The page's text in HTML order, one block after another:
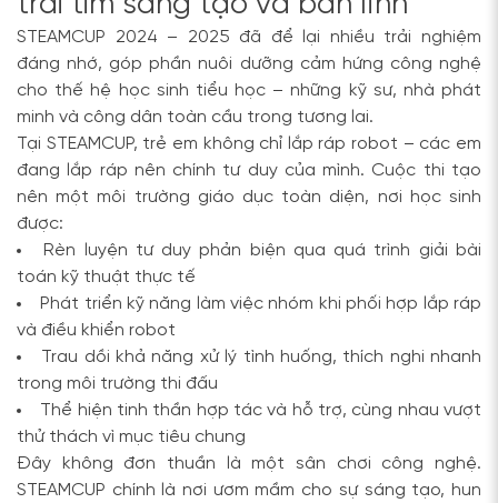
STEAMCUP 2024 – 2025 đã để lại nhiều trải nghiệm
đáng nhớ, góp phần nuôi dưỡng cảm hứng công nghệ
cho thế hệ học sinh tiểu học – những kỹ sư, nhà phát
minh và công dân toàn cầu trong tương lai.
Tại STEAMCUP, trẻ em không chỉ lắp ráp robot – các em
đang lắp ráp nên chính tư duy của mình. Cuộc thi tạo
nên một môi trường giáo dục toàn diện, nơi học sinh
được:
Rèn luyện tư duy phản biện qua quá trình giải bài
toán kỹ thuật thực tế
Phát triển kỹ năng làm việc nhóm khi phối hợp lắp ráp
và điều khiển robot
Trau dồi khả năng xử lý tình huống, thích nghi nhanh
trong môi trường thi đấu
Thể hiện tinh thần hợp tác và hỗ trợ, cùng nhau vượt
thử thách vì mục tiêu chung
Đây không đơn thuần là một sân chơi công nghệ.
STEAMCUP chính là nơi ươm mầm cho sự sáng tạo, hun